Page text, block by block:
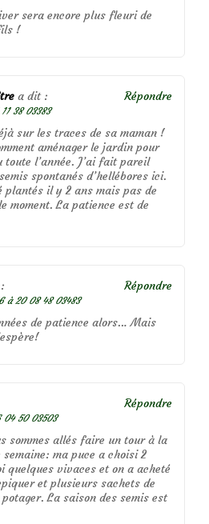
sera encore plus fleuri de
!
a dit :
38 03383
sur les traces de sa maman !
aménager le jardin pour
toute l’année. J’ai fait pareil
spontanés d’hellébores ici.
plantés il y 2 ans mais pas de
moment. La patience est de
Répondre
à 20 08 48 03483
de patience alors… Mais
Répondre
04 50 03503
sommes allés faire un tour à la
ma puce a choisi 2
quelques vivaces et on a acheté
et plusieurs sachets de
La saison des semis est
Répondre